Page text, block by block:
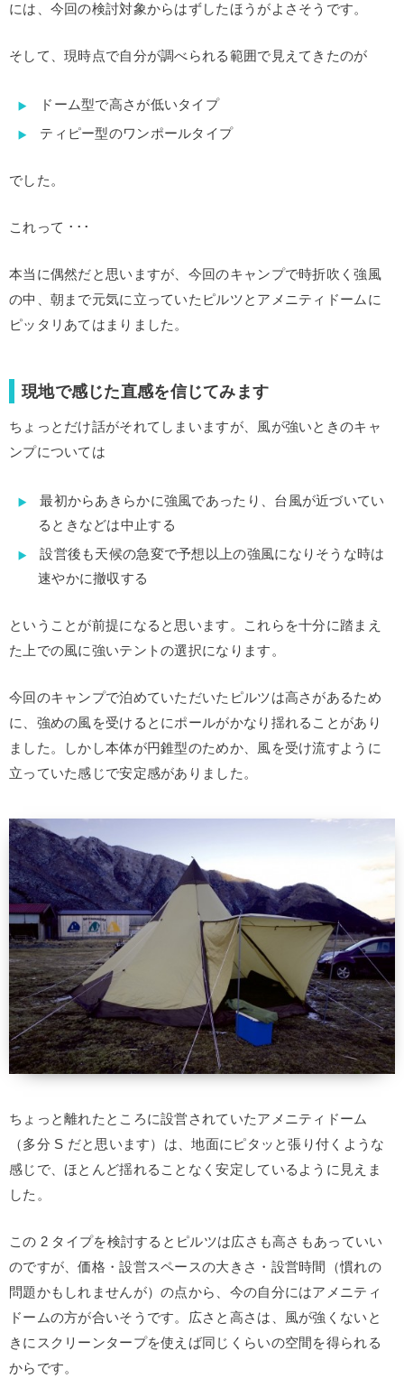
には、今回の検討対象からはずしたほうがよさそうです。
そして、現時点で自分が調べられる範囲で見えてきたのが
ドーム型で高さが低いタイプ
ティピー型のワンポールタイプ
でした。
これって ･･･
本当に偶然だと思いますが、今回のキャンプで時折吹く強風
の中、朝まで元気に立っていたピルツとアメニティドームに
ピッタリあてはまりました。
現地で感じた直感を信じてみます
ちょっとだけ話がそれてしまいますが、風が強いときのキャ
ンプについては
最初からあきらかに強風であったり、台風が近づいてい
るときなどは中止する
設営後も天候の急変で予想以上の強風になりそうな時は
速やかに撤収する
ということが前提になると思います。これらを十分に踏まえ
た上での風に強いテントの選択になります。
今回のキャンプで泊めていただいたピルツは高さがあるため
に、強めの風を受けるとにポールがかなり揺れることがあり
ました。しかし本体が円錐型のためか、風を受け流すように
立っていた感じで安定感がありました。
ちょっと離れたところに設営されていたアメニティドーム
（多分 S だと思います）は、地面にピタッと張り付くような
感じで、ほとんど揺れることなく安定しているように見えま
した。
この 2 タイプを検討するとピルツは広さも高さもあっていい
のですが、価格・設営スペースの大きさ・設営時間（慣れの
問題かもしれませんが）の点から、今の自分にはアメニティ
ドームの方が合いそうです。広さと高さは、風が強くないと
きにスクリーンタープを使えば同じくらいの空間を得られる
からです。